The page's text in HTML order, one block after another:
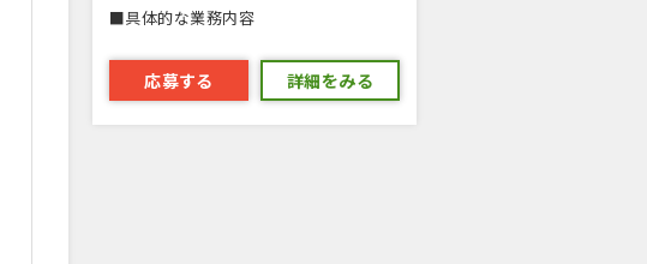
■具体的な業務内容
応募する 詳細をみる